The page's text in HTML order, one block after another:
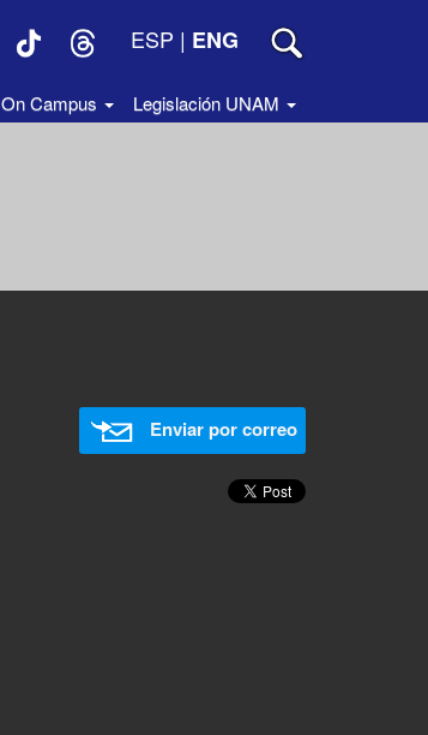
ESP | ENG
On Campus Legislación UNAM
Enviar por correo